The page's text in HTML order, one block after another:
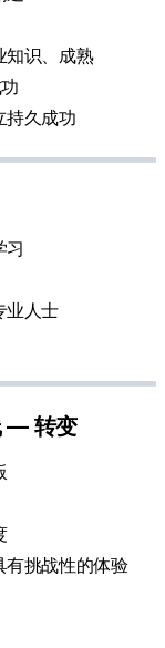
知识、成熟
久成功
习
业人士
— 转变
有挑战性的体验